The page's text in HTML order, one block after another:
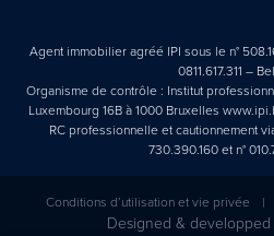
Agent immobilier agréé IPI sous le n°
0811.617.311 –
Organisme de contrôle : Institut
Luxembourg 16B à 1000 Bruxelles
RC professionnelle et cautionnement
730.390.160 et n°
Conditions d’utilisation et vie privée |
Designed &